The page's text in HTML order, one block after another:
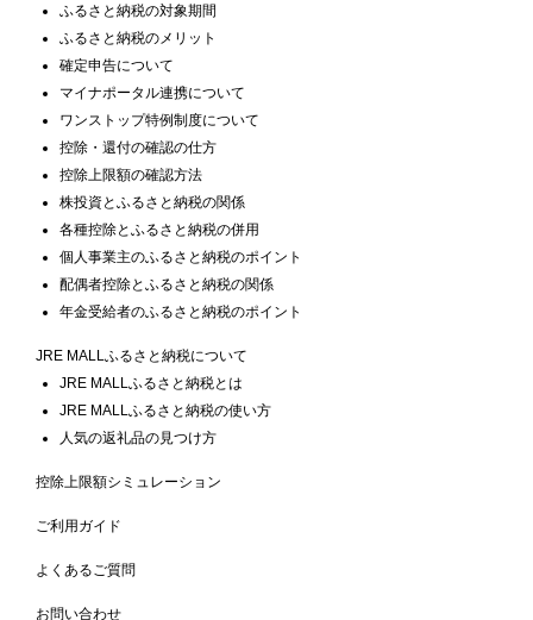
ふるさと納税の対象期間
ふるさと納税のメリット
確定申告について
マイナポータル連携について
ワンストップ特例制度について
控除・還付の確認の仕方
控除上限額の確認方法
株投資とふるさと納税の関係
各種控除とふるさと納税の併用
個人事業主のふるさと納税のポイント
配偶者控除とふるさと納税の関係
年金受給者のふるさと納税のポイント
JRE MALLふるさと納税について
JRE MALLふるさと納税とは
JRE MALLふるさと納税の使い方
人気の返礼品の見つけ方
控除上限額シミュレーション
ご利用ガイド
よくあるご質問
お問い合わせ